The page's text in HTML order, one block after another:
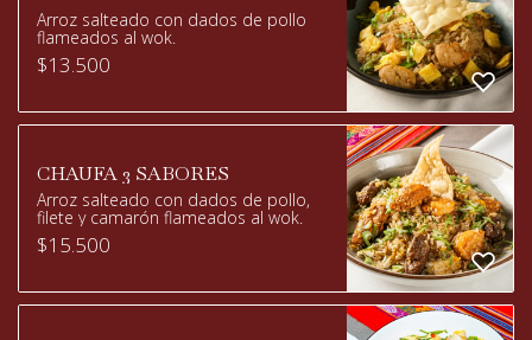
Arroz salteado con dados de pollo
flameados al wok.
$13.500
CHAUFA 3 SABORES
Arroz salteado con dados de pollo,
filete y camarón flameados al wok.
$15.500